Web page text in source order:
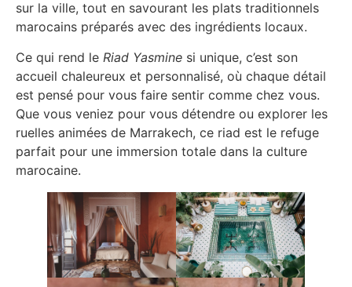
sur la ville, tout en savourant les plats traditionnels
marocains préparés avec des ingrédients locaux.
Ce qui rend le Riad Yasmine si unique, c’est son
accueil chaleureux et personnalisé, où chaque détail
est pensé pour vous faire sentir comme chez vous.
Que vous veniez pour vous détendre ou explorer les
ruelles animées de Marrakech, ce riad est le refuge
parfait pour une immersion totale dans la culture
marocaine.